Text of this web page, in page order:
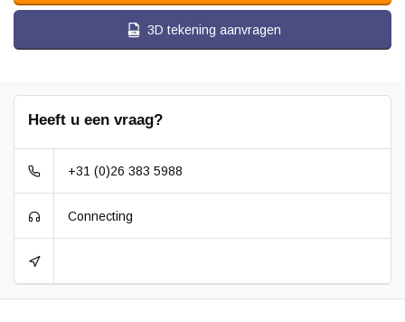
3D tekening aanvragen
Heeft u een vraag?
+31 (0)26 383 5988
Connecting